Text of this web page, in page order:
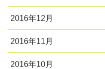
2016年12月
2016年11月
2016年10月